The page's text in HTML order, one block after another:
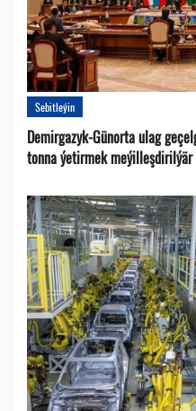
Sebitleýin
Demirgazyk-Günorta ulag
tonna ýetirmek meýilleşdirilýär